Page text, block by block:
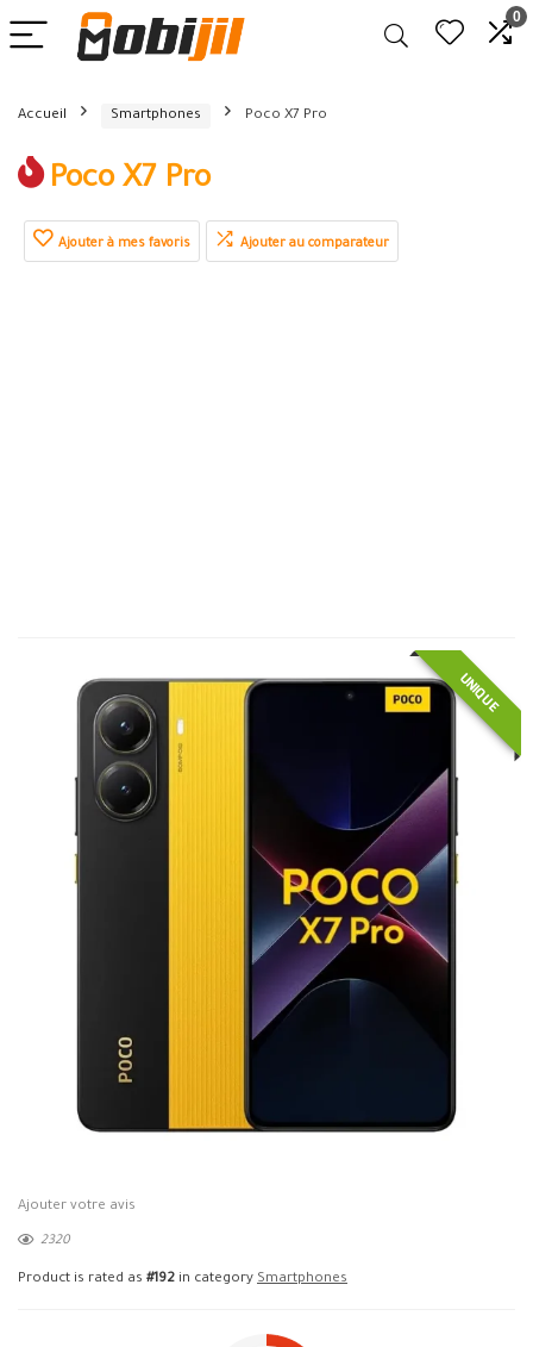
0
Accueil Smartphones Poco X7 Pro
Poco X7 Pro
Ajouter à mes favoris Ajouter au comparateur
UNIQUE
Ajouter votre avis
2320
Product is rated as #192 in category Smartphones